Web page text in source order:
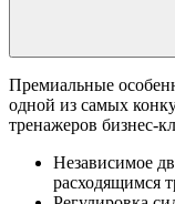
Премиальные
одной из самых
тренажеров бизнес-
Независимое
расходящимся